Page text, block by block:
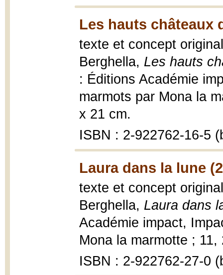
Les hauts châteaux
texte et concept
Berghella, Les hauts
: Éditions Académie
marmots par Mona la
x 21 cm.
ISBN : 2-922762-16-5
Laura dans la lune
texte et concept
Berghella, Laura dans
Académie impact,
Mona la marmotte ;
ISBN : 2-922762-27-0